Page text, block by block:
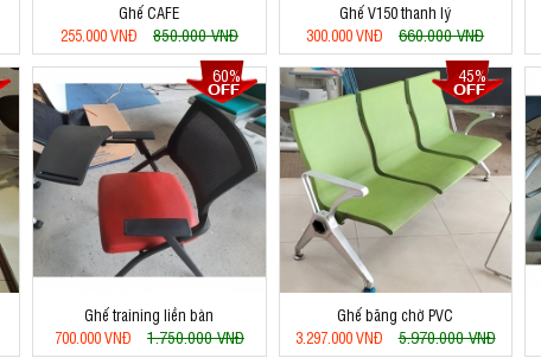
Ghế CAFE
255.000 VNĐ
850.000 VNĐ
Ghế V150 thanh lý
300.000 VNĐ
660.000 VNĐ
60%
Ghế training liền bàn
700.000 VNĐ
1.750.000 VNĐ
45%
Ghế băng chờ PVC
3.297.000 VNĐ
5.970.000 VNĐ